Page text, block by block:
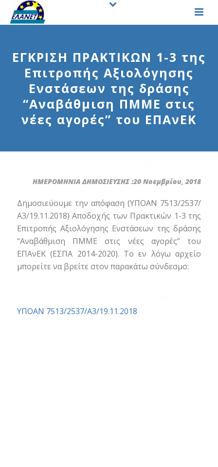
ΕΓΚΡΙΣΗ ΠΡΑΚΤΙΚΩΝ 1-3 της
Επιτροπής Αξιολόγησης
Ενστάσεων της δράσης
“Αναβάθμιση ΠΜΜΕ στις
νέες αγορές” του ΕΠΑνΕΚ
ΗΜΕΡΟΜΗΝΙΑ ΔΗΜΟΣΙΕΥΣΗΣ :20 Νοεμβρίου, 2018
Δημοσιεύουμε την απόφαση (ΥΠΟΑΝ 7513/2537/
Α3/19.11.2018) Αποδοχής των Πρακτικών 1-3 της
Επιτροπής Αξιολόγησης Ενστάσεων της δράσης
“Αναβάθμιση ΠΜΜΕ στις νέες αγορές” του
ΕΠΑνΕΚ (ΕΣΠΑ 2014-2020). Το εν λόγω αρχείο
μπορείτε να βρείτε στον παρακάτω σύνδεσμο:
ΥΠΟΑΝ 7513/2537/Α3/19.11.2018